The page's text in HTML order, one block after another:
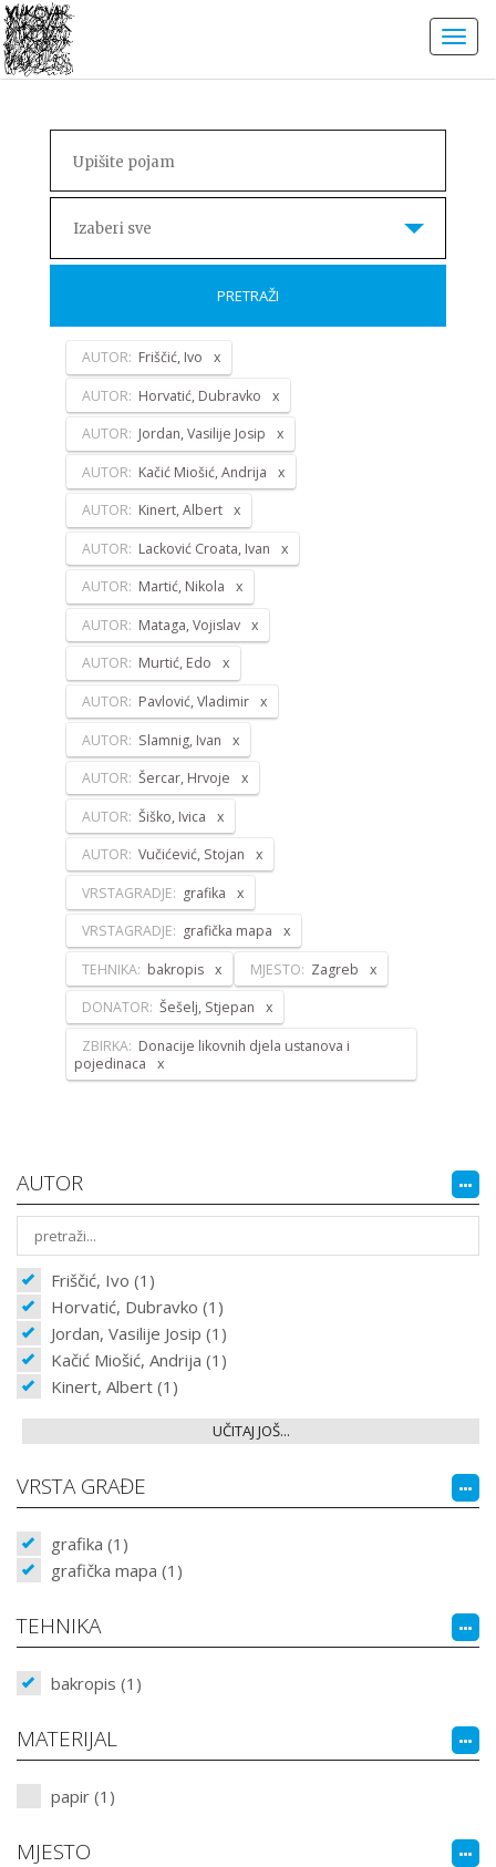
Izaberi sve
PRETRAŽI
AUTOR: Friščić, Ivo
AUTOR: Horvatić, Dubravko
AUTOR: Jordan, Vasilije Josip
AUTOR: Kačić Miošić, Andrija
AUTOR: Kinert, Albert
AUTOR: Lacković Croata, Ivan
AUTOR: Martić, Nikola
AUTOR: Mataga, Vojislav
AUTOR: Murtić, Edo
AUTOR: Pavlović, Vladimir
AUTOR: Slamnig, Ivan
AUTOR: Šercar, Hrvoje
AUTOR: Šiško, Ivica
AUTOR: Vučićević, Stojan
VRSTAGRADJE: grafika
VRSTAGRADJE: grafička mapa
TEHNIKA: bakropis MJESTO: Zagreb
DONATOR: Šešelj, Stjepan
ZBIRKA: Donacije likovnih djela ustanova i
pojedinaca
AUTOR
Friščić, Ivo (1)
Horvatić, Dubravko (1)
Jordan, Vasilije Josip (1)
Kačić Miošić, Andrija (1)
Kinert, Albert (1)
UČITAJ JOŠ...
VRSTA GRAĐE
grafika (1)
grafička mapa (1)
TEHNIKA
bakropis (1)
MATERIJAL
papir (1)
MJESTO